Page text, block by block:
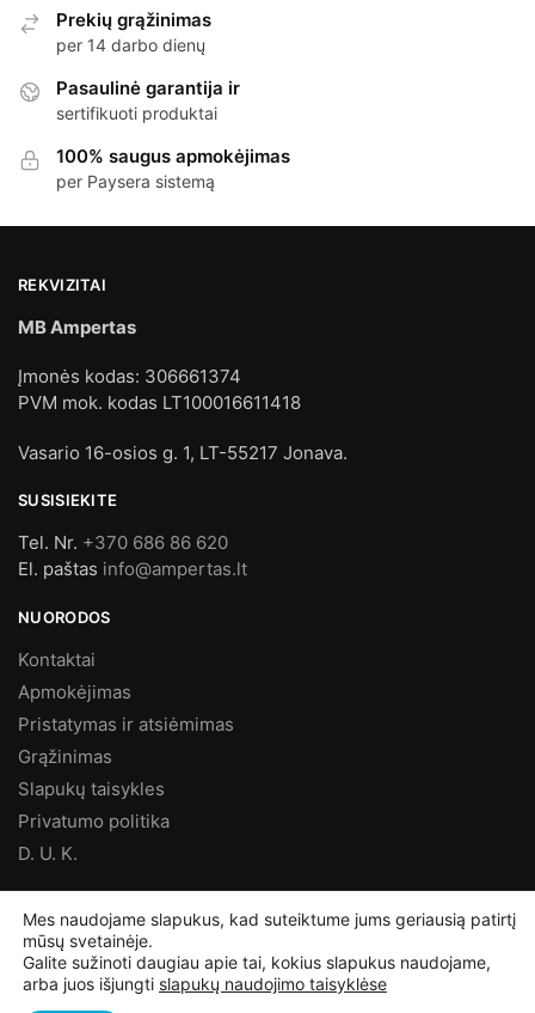
Prekių grąžinimas
per 14 darbo dienų
Pasaulinė garantija ir
sertifikuoti produktai
100% saugus apmokėjimas
per Paysera sistemą
REKVIZITAI
MB Ampertas
Įmonės kodas: 306661374
PVM mok. kodas LT100016611418
Vasario 16-osios g. 1, LT-55217 Jonava.
SUSISIEKITE
Tel. Nr. +370 686 86 620
El. paštas info@ampertas.lt
NUORODOS
Kontaktai
Apmokėjimas
Pristatymas ir atsiėmimas
Grąžinimas
Slapukų taisykles
Privatumo politika
D. U. K.
©Ampertas.lt2025, Visos teisės saugomos
Mes naudojame slapukus, kad suteiktume jums geriausią patirtį
mūsų svetainėje.
Galite sužinoti daugiau apie tai, kokius slapukus naudojame,
arba juos išjungti slapukų naudojimo taisyklėse